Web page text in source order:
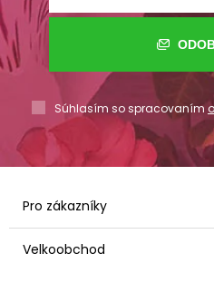
Súhlasím so spracovaním
Pro zákazníky
Velkoobchod